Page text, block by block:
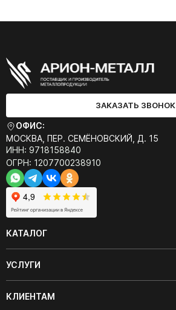
ЗАКАЗАТЬ ЗВОНОК
ОФИС:
МОСКВА, ПЕР. СЕМЁНОВСКИЙ, Д. 15
ИНН: 9718158840
ОГРН: 1207700238910
КАТАЛОГ
УСЛУГИ
КЛИЕНТАМ